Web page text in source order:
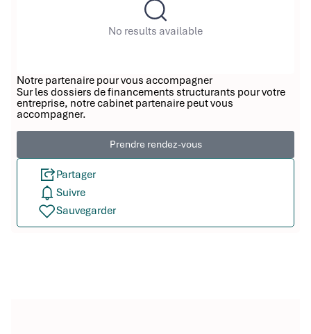
No results available
Notre partenaire pour vous accompagner
Sur les dossiers de financements structurants pour votre
entreprise, notre cabinet partenaire peut vous
accompagner.
Prendre rendez-vous
Partager
Suivre
Sauvegarder